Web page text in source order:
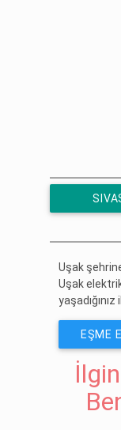
Uşak
Uşak
EŞME